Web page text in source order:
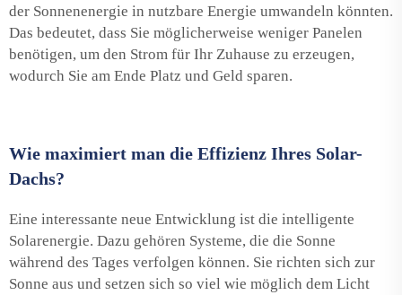
der Sonnenenergie in nutzbare Energie umwandeln könnten.
Das bedeutet, dass Sie möglicherweise weniger Panelen
benötigen, um den Strom für Ihr Zuhause zu erzeugen,
wodurch Sie am Ende Platz und Geld sparen.
Wie maximiert man die Effizienz Ihres Solar-
Dachs?
Eine interessante neue Entwicklung ist die intelligente
Solarenergie. Dazu gehören Systeme, die die Sonne
während des Tages verfolgen können. Sie richten sich zur
Sonne aus und setzen sich so viel wie möglich dem Licht